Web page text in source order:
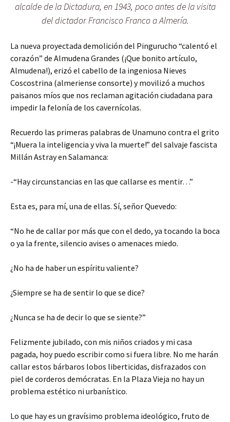
alcalde de la Dictadura, en 1943, poco antes de la visita
del dictador Francisco Franco a Almería.
La nueva proyectada demolición del Pingurucho “calentó el
corazón” de Almudena Grandes (¡Que bonito artículo,
Almudena!), erizó el cabello de la ingeniosa Nieves
Coscostrina (almeriense consorte) y movilizó a muchos
paisanos míos que nos reclaman agitación ciudadana para
impedir la felonía de los cavernícolas.
Recuerdo las primeras palabras de Unamuno contra el grito
“¡Muera la inteligencia y viva la muerte!” del salvaje fascista
Millán Astray en Salamanca:
-“Hay circunstancias en las que callarse es mentir…”
Esta es, para mí, una de ellas. Sí, señor Quevedo:
“No he de callar por más que con el dedo, ya tocando la boca
o ya la frente, silencio avises o amenaces miedo.
¿No ha de haber un espíritu valiente?
¿Siempre se ha de sentir lo que se dice?
¿Nunca se ha de decir lo que se siente?”
Felizmente jubilado, con mis niños criados y mi casa
pagada, hoy puedo escribir como si fuera libre. No me harán
callar estos bárbaros lobos liberticidas, disfrazados con
piel de corderos demócratas. En la Plaza Vieja no hay un
problema estético ni urbanístico.
Lo que hay es un gravísimo problema ideológico, fruto de